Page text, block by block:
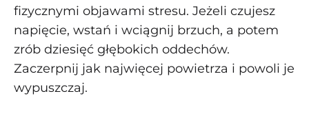
fizycznymi objawami stresu. Jeżeli czujesz
napięcie, wstań i wciągnij brzuch, a potem
zrób dziesięć głębokich oddechów.
Zaczerpnij jak najwięcej powietrza i powoli je
wypuszczaj.